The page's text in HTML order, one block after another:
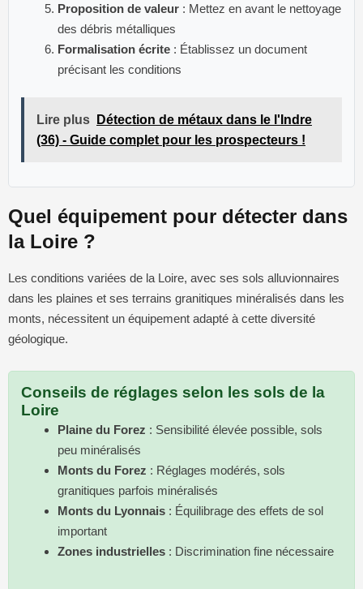
Proposition de valeur : Mettez en avant le nettoyage
des débris métalliques
Formalisation écrite : Établissez un document
précisant les conditions
Lire plus
Détection de métaux dans le l'Indre
(36) - Guide complet pour les prospecteurs !
Quel équipement pour détecter dans
la Loire ?
Les conditions variées de la Loire, avec ses sols alluvionnaires
dans les plaines et ses terrains granitiques minéralisés dans les
monts, nécessitent un équipement adapté à cette diversité
géologique.
Conseils de réglages selon les sols de la
Loire
Plaine du Forez : Sensibilité élevée possible, sols
peu minéralisés
Monts du Forez : Réglages modérés, sols
granitiques parfois minéralisés
Monts du Lyonnais : Équilibrage des effets de sol
important
Zones industrielles : Discrimination fine nécessaire